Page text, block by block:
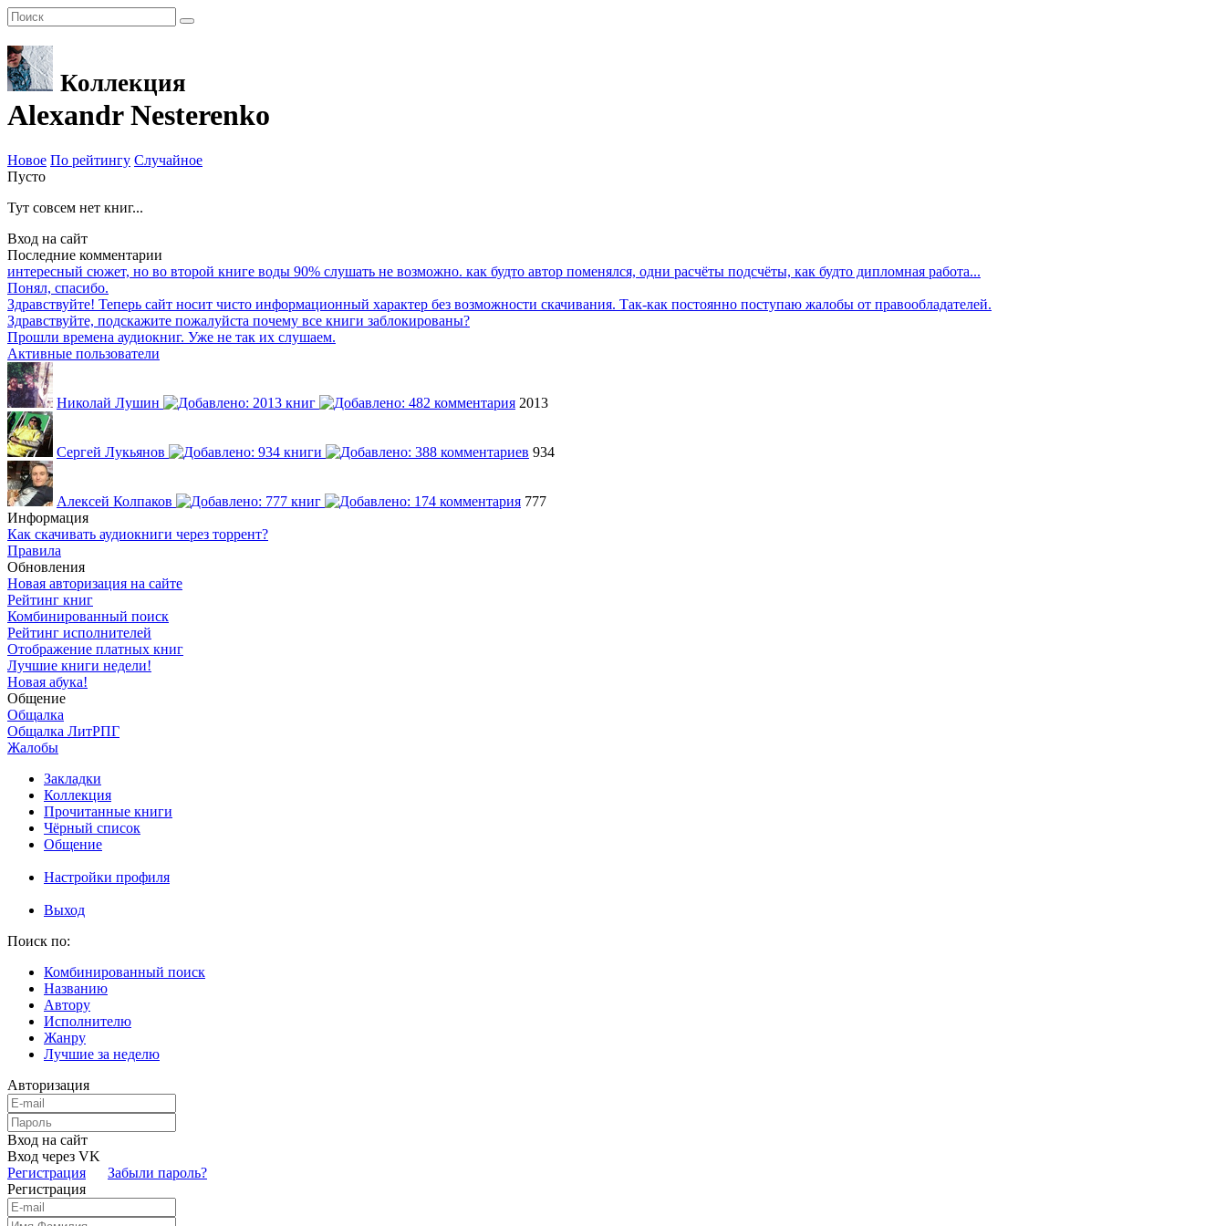
Коллекция
Alexandr Nesterenko
Новое По рейтингу Случайное
Пусто
Тут совсем нет книг...
Вход на сайт
Последние комментарии
интересный сюжет, но во второй книге воды 90% слушать не возможно. как будто автор поменялся, одни расчёты подсчёты, как будто дипломная работа...
Понял, спасибо.
Здравствуйте! Теперь сайт носит чисто информационный характер без возможности скачивания. Так-как постоянно поступаю жалобы от правообладателей.
Здравствуйте, подскажите пожалуйста почему все книги заблокированы?
Прошли времена аудиокниг. Уже не так их слушаем.
Активные пользователи
Николай Лушин 2013
Сергей Лукьянов 934
Алексей Колпаков
777
Информация
Как скачивать аудиокниги через торрент?
Правила
Обновления
Новая авторизация на сайте
Рейтинг книг
Комбинированный поиск
Рейтинг исполнителей
Отображение платных книг
Лучшие книги недели!
Новая абука!
Общение
Общалка
Общалка ЛитРПГ
Жалобы
Закладки
Коллекция
Прочитанные книги
Чёрный список
Общение
Настройки профиля
Выход
Поиск по:
Комбинированный поиск
Названию
Автору
Исполнителю
Жанру
Лучшие за неделю
Авторизация
Вход на сайт
Вход через VK
Регистрация
Забыли пароль?
Регистрация